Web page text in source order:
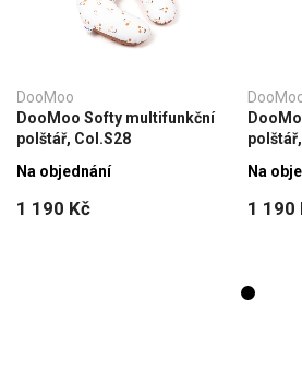
DooMoo
DooMoo Softy multifunkční
polštář, Col.S28
1 190 Kč
Na objednání
1 190
Na